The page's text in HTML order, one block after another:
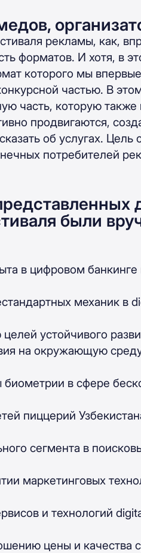
рекламы, как,
форматов. И хотя, в
которого мы
частью. В
часть, которую
продвигаются,
об услугах.
потребителей
были
в цифровом банкинге
механик в
устойчивого
на окружающую
в сфере
пиццерий
сегмента в
маркетинговых
и технологий
цены и качества